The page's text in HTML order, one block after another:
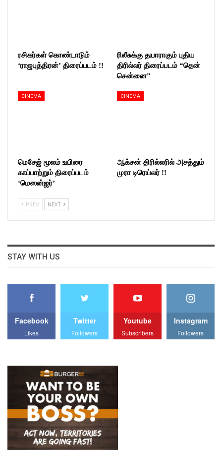
ரசிகர்கள் கொண்டாடும்
‘ராஜபுத்திரன்’ திரைப்படம் !!
ரிலீசுக்கு தயாராகும் புதிய
திரில்லர் திரைப்படம் “தென்
சென்னை”
CINEMA
மெசேஜ் மூலம் உயிரை
காப்பாற்றும் திரைப்படம்
‘மெஸன்ஜர்’
CINEMA
ஆக்சன் திரில்லரில் அசத்தும்
முரா டிரெய்லர் !!
PREV NEXT
STAY WITH US
Facebook
Likes
Twitter
Followers
Youtube
Subscribers
Instagram
Followers